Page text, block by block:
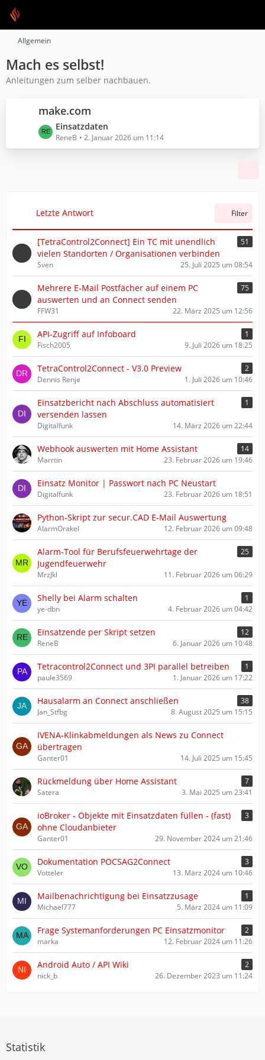
Allgemein
Mach es selbst!
Anleitungen zum selber nachbauen.
make.com
L
e
t
e
t
r
ä
g
e
Einsatzdaten
ReneB 2. Januar 2026 um 11:14
Letzte Antwort Filter
[TetraControl2Connect] Ein TC mit unendlich
vielen Standorten / Organisationen verbinden
51
Sven 25. Juli 2025 um 08:54
Mehrere E-Mail Postfächer auf einem PC
auswerten und an Connect senden
75
FFW31 22. März 2025 um 12:56
API-Zugriff auf Infoboard
1
Fisch2005
9. Juli 2026 um 18:25
TetraControl2Connect - V3.0 Preview
2
Dennis Renje
1. Juli 2026 um 10:46
Einsatzbericht nach Abschluss automatisiert
versenden lassen
1
Digitalfunk 14. März 2026 um 22:44
Webhook auswerten mit Home Assistant
14
Marrtin
23. Februar 2026 um 19:46
Einsatz Monitor | Passwort nach PC Neustart
Digitalfunk 23. Februar 2026 um 18:51
Python-Skript zur secur.CAD E-Mail Auswertung
AlarmOrakel 12. Februar 2026 um 09:48
Alarm-Tool für Berufsfeuerwehrtage der
Jugendfeuerwehr
25
MrzJkl 11. Februar 2026 um 06:29
Shelly bei Alarm schalten
1
ye-dbn
4. Februar 2026 um 04:42
Einsatzende per Skript setzen
12
ReneB
6. Januar 2026 um 10:48
Tetracontrol2Connect und 3PI parallel betreiben
1
paule3569
1. Januar 2026 um 17:22
Hausalarm an Connect anschließen
38
Jan_Stfbg
8. August 2025 um 15:15
IVENA-Klinkabmeldungen als News zu Connect
übertragen
Ganter01 14. Juli 2025 um 15:45
Rückmeldung über Home Assistant
7
Satera
3. Mai 2025 um 23:41
ioBroker - Objekte mit Einsatzdaten füllen - (fast)
ohne Cloudanbieter
3
Ganter01 29. November 2024 um 21:46
Dokumentation POCSAG2Connect
3
Votteler
13. März 2024 um 10:46
Mailbenachrichtigung bei Einsatzzusage
1
Michael777
5. März 2024 um 11:09
Frage Systemanforderungen PC Einsatzmonitor
2
marka
12. Februar 2024 um 11:26
Android Auto / API Wiki
2
nick_b
26. Dezember 2023 um 11:24
Statistik